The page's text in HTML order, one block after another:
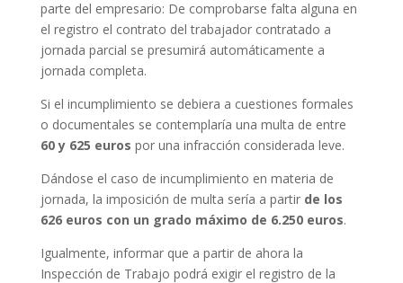
parte del empresario: De comprobarse falta alguna en
el registro el contrato del trabajador contratado a
jornada parcial se presumirá automáticamente a
jornada completa.
Si el incumplimiento se debiera a cuestiones formales
o documentales se contemplaría una multa de entre
60 y 625 euros por una infracción considerada leve.
Dándose el caso de incumplimiento en materia de
jornada, la imposición de multa sería a partir de los
626 euros con un grado máximo de 6.250 euros.
Igualmente, informar que a partir de ahora la
Inspección de Trabajo podrá exigir el registro de la